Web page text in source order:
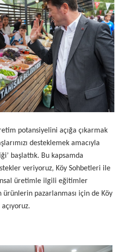
potansiyelini açığa çıkarmak
desteklemek amacıyla
başlattık. Bu kapsamda
veriyoruz, Köy Sohbetleri ile
üretimle ilgili eğitimler
pazarlanması için de Köy